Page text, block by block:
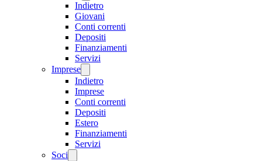
Indietro
Giovani
Conti correnti
Depositi
Finanziamenti
Servizi
Imprese
Indietro
Imprese
Conti correnti
Depositi
Estero
Finanziamenti
Servizi
Soci